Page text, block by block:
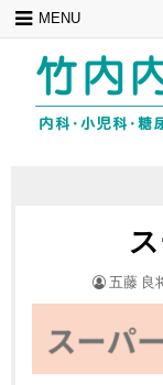
Skip
content
MENU
POSTED
BY
五藤 良